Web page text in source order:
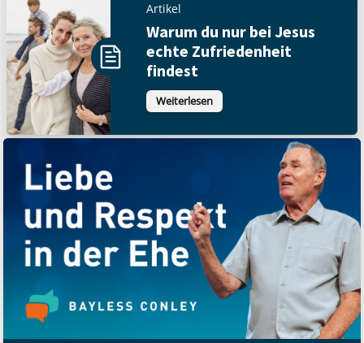
Artikel
Warum du nur bei Jesus
echte Zufriedenheit
findest
Weiterlesen